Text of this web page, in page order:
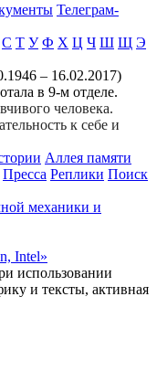
Телеграм-
С Т У Ф Х Ц Ч Ш Щ Э
в 9-м отделе.
человека.
к себе и
Аллея памяти
Пресса Реплики Поиск
механики и
Intel»
использовании
и тексты, активная